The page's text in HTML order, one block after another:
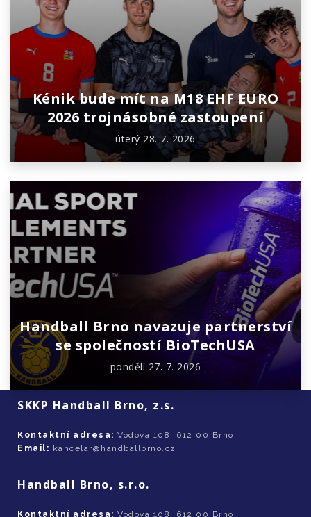
Kénik bude mít na M18 EHF EURO
2026 trojnásobné zastoupení
úterý 28. 7. 2026
Handball Brno navazuje partnerství
se společností BioTechUSA
pondělí 27. 7. 2026
SKKP Handball Brno, z.s.
Kontaktní adresa: Vodova 108, 612 00 Brno
Email: kancelar@handballbrno.cz
Handball Brno, s.r.o.
Kontaktní adresa: Vodova 108, 612 00 Brno